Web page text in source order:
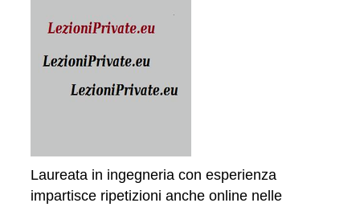
Laureata in ingegneria con esperienza
impartisce ripetizioni anche online nelle